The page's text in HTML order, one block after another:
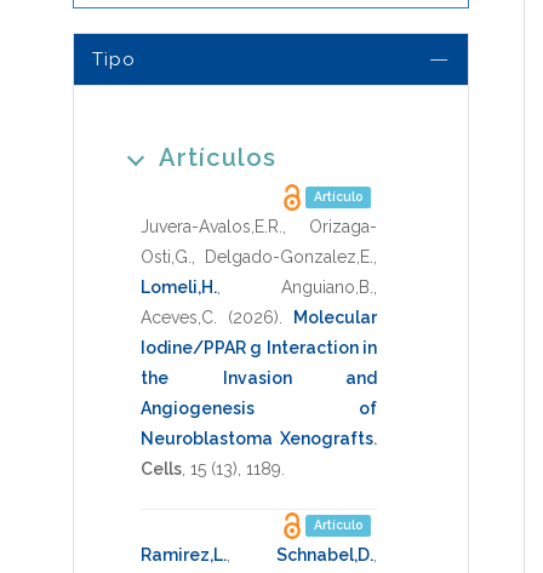
Tipo
Artículos
Artículo
Juvera-Avalos,E.R.
Orizaga-
Osti,G.
Delgado-Gonzalez,E.
Lomeli,H.
Anguiano,B.
Aceves,C.
(2026)
Molecular
Iodine/PPAR g Interaction in
the Invasion and
Angiogenesis of
Neuroblastoma Xenografts.
Cells 15 (13), 1189
Artículo
Ramirez,L. Schnabel,D.